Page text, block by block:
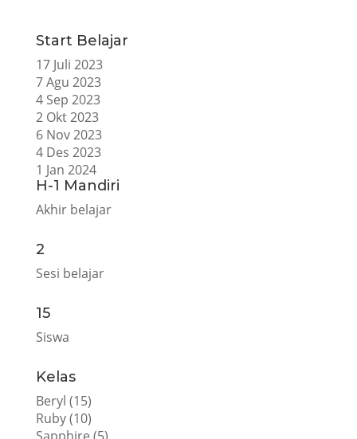
Start Belajar
17 Juli 2023
7 Agu 2023
4 Sep 2023
2 Okt 2023
6 Nov 2023
4 Des 2023
1 Jan 2024
H-1 Mandiri
Akhir belajar
2
Sesi belajar
15
Siswa
Kelas
Beryl (15)
Ruby (10)